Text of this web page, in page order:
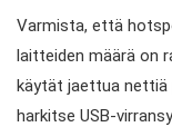
Varmista, että
laitteiden määrä on
käytät jaettua nettiä
harkitse USB-